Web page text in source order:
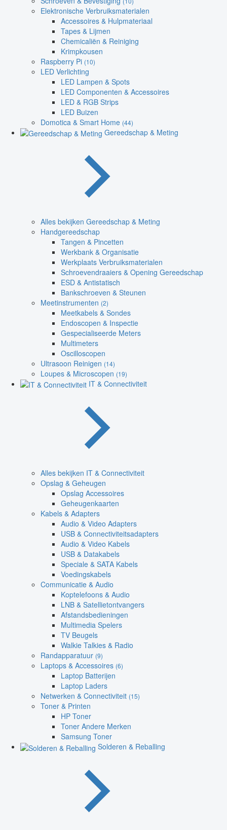
Elektronische Verbruiksmaterialen
Accessoires & Hulpmateriaal
Tapes & Lijmen
Chemicaliën & Reiniging
Krimpkousen
Raspberry Pi (10)
LED Verlichting
LED Lampen & Spots
LED Componenten & Accessoires
LED & RGB Strips
LED Buizen
Domotica & Smart Home (44)
Gereedschap & Meting
Alles bekijken Gereedschap & Meting
Handgereedschap
Tangen & Pincetten
Werkbank & Organisatie
Werkplaats Verbruiksmaterialen
Schroevendraaiers & Opening Gereedschap
ESD & Antistatisch
Bankschroeven & Steunen
Meetinstrumenten (2)
Meetkabels & Sondes
Endoscopen & Inspectie
Gespecialiseerde Meters
Multimeters
Oscilloscopen
Ultrasoon Reinigen (14)
Loupes & Microscopen (19)
IT & Connectiviteit
Alles bekijken IT & Connectiviteit
Opslag & Geheugen
Opslag Accessoires
Geheugenkaarten
Kabels & Adapters
Audio & Video Adapters
USB & Connectiviteitsadapters
Audio & Video Kabels
USB & Datakabels
Speciale & SATA Kabels
Voedingskabels
Communicatie & Audio
Koptelefoons & Audio
LNB & Satellietontvangers
Afstandsbedieningen
Multimedia Spelers
TV Beugels
Walkie Talkies & Radio
Randapparatuur (9)
Laptops & Accessoires (6)
Laptop Batterijen
Laptop Laders
Netwerken & Connectiviteit (15)
Toner & Printen
HP Toner
Toner Andere Merken
Samsung Toner
Solderen & Reballing